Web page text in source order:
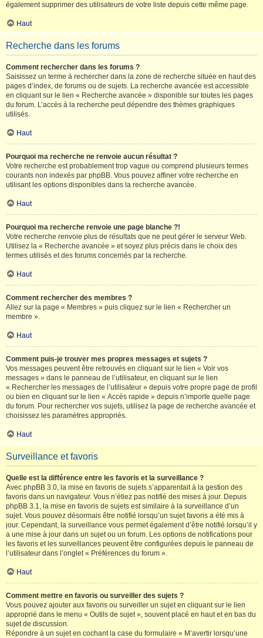
également supprimer des utilisateurs de votre liste depuis cette même page.
Haut
Recherche dans les forums
Comment rechercher dans les forums ?
Saisissez un terme à rechercher dans la zone de recherche située en haut des
pages d’index, de forums ou de sujets. La recherche avancée est accessible
en cliquant sur le lien « Recherche avancée » disponible sur toutes les pages
du forum. L’accès à la recherche peut dépendre des thèmes graphiques
utilisés.
Haut
Pourquoi ma recherche ne renvoie aucun résultat ?
Votre recherche est probablement trop vague ou comprend plusieurs termes
courants non indexés par phpBB. Vous pouvez affiner votre recherche en
utilisant les options disponibles dans la recherche avancée.
Haut
Pourquoi ma recherche renvoie une page blanche ?!
Votre recherche renvoie plus de résultats que ne peut gérer le serveur Web.
Utilisez la « Recherche avancée » et soyez plus précis dans le choix des
termes utilisés et des forums concernés par la recherche.
Haut
Comment rechercher des membres ?
Allez sur la page « Membres » puis cliquez sur le lien « Rechercher un
membre ».
Haut
Comment puis-je trouver mes propres messages et sujets ?
Vos messages peuvent être retrouvés en cliquant sur le lien « Voir vos
messages » dans le panneau de l’utilisateur, en cliquant sur le lien
« Rechercher les messages de l’utilisateur » depuis votre propre page de profil
ou bien en cliquant sur le lien « Accès rapide » depuis n’importe quelle page
du forum. Pour rechercher vos sujets, utilisez la page de recherche avancée et
choisissez les paramètres appropriés.
Haut
Surveillance et favoris
Quelle est la différence entre les favoris et la surveillance ?
Avec phpBB 3.0, la mise en favoris de sujets s’apparentait à la gestion des
favoris dans un navigateur. Vous n’étiez pas notifié des mises à jour. Depuis
phpBB 3.1, la mise en favoris de sujets est similaire à la surveillance d’un
sujet. Vous pouvez désormais être notifié lorsqu’un sujet favoris a été mis à
jour. Cependant, la surveillance vous permet également d’être notifié lorsqu’il y
a une mise à jour dans un sujet ou un forum. Les options de notifications pour
les favoris et les surveillances peuvent être configurées depuis le panneau de
l’utilisateur dans l’onglet « Préférences du forum ».
Haut
Comment mettre en favoris ou surveiller des sujets ?
Vous pouvez ajouter aux favoris ou surveiller un sujet en cliquant sur le lien
approprié dans le menu « Outils de sujet », souvent placé en haut et en bas du
sujet de discussion.
Répondre à un sujet en cochant la case du formulaire « M’avertir lorsqu’une